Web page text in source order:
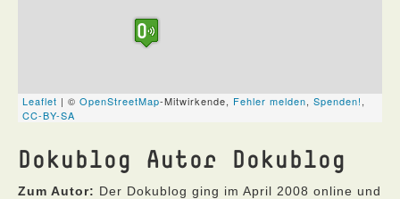
Dokublog Autor Dokublog
Zum Autor: Der Dokublog ging im April 2008 online und